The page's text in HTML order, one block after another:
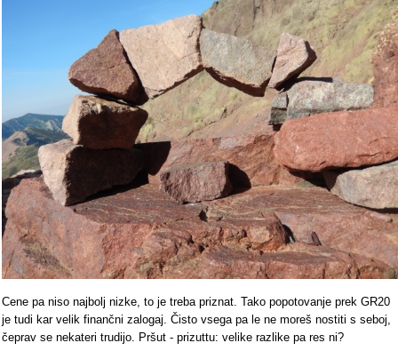
Cene pa niso najbolj nizke, to je treba priznat. Tako popotovanje prek GR20
je tudi kar velik finančni zalogaj. Čisto vsega pa le ne moreš nostiti s seboj,
čeprav se nekateri trudijo. Pršut - prizuttu: velike razlike pa res ni?